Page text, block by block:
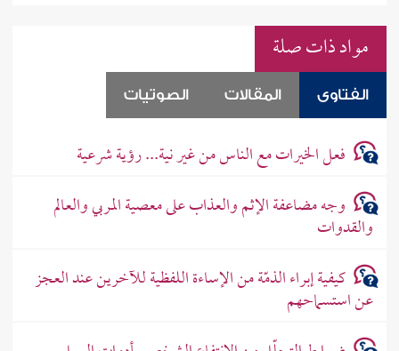
مواد ذات صلة
الفتاوى المقالات الصوتيات
فعل الخيرات مع الناس من غير نية... رؤية شرعية
وجه مضاعفة الإثم والعذاب على معصية المربي والعالم
والقدوات
كيفية إبراء الذمّة من الإساءة اللفظية للآخرين عند العجز
عن استسماحهم